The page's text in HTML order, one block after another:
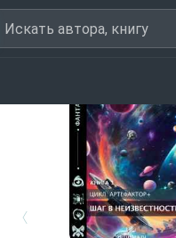
Искать автора, книгу
Книги из топ-100